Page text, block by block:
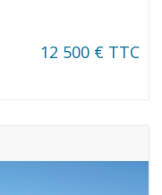
12 500 € TTC